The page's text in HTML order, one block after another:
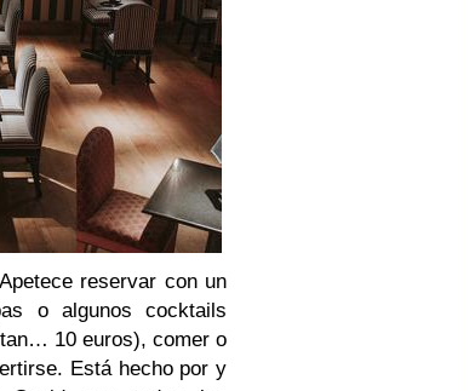
reservar con un
o algunos cocktails
10 euros), comer o
Está hecho por y